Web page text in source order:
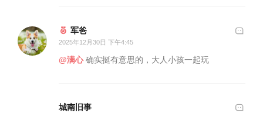
军爸
2025年12月30日 下午4:45
@满心确实挺有意思的，大人小孩一起玩
城南旧事